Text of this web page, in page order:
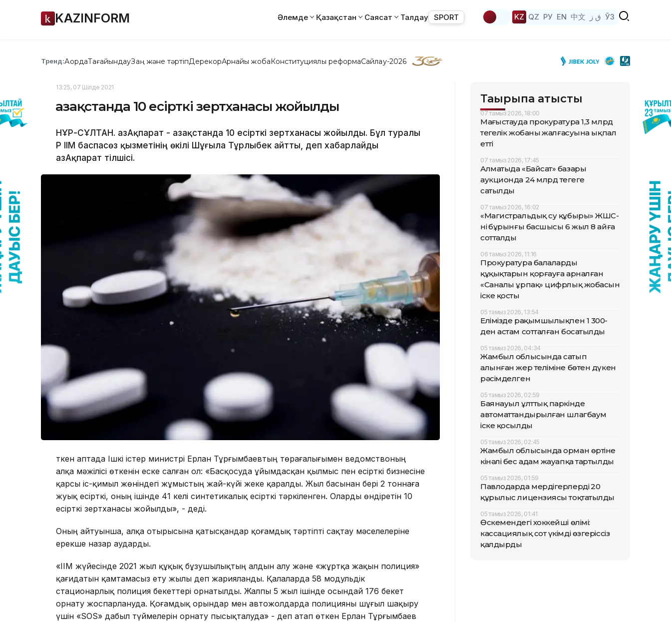
KAZINFORM Әлемде Қазақстан Саясат Талдау SPORT KZ QZ РУ EN 中文 ق ز ЎЗ
Тренд:АқордаТағайындауЗаң және тәртіпДерекқорАрнайы жобаКонституциялық реформаСайлау-2026
13:25, 07 Шілде 2021
Қазақстанда 10 есірткі зертханасы жойылды
НҰР-СҰЛТАН. ҚазАқпарат - Қазақстанда 10 есірткі зертханасы жойылды. Бұл туралы
ҚР ІІМ баспасөз қызметінің өкілі Шұғыла Тұрлыбек айтты, деп хабарлайды
ҚазАқпарат тілшісі.
Өткен аптада Ішкі істер министрі Ерлан Тұрғымбаевтың төрағалығымен ведомствоның
алқа мәжілісі өткенін еске салған ол: «Басқосуда ұйымдасқан қылмыс пен есірткі бизнесіне
қарсы іс-қимыл жөніндегі жұмыстың жай-күйі жеке қаралды. Жыл басынан бері 2 тоннаға
жуық есірткі, оның ішінде 41 келі синтетикалық есірткі тәркіленген. Оларды өндіретін 10
есірткі зертханасы жойылды», - деді.
Оның айтуынша, алқа отырысына қатысқандар қоғамдық тәртіпті сақтау мәселелеріне
ерекше назар аударды.
«ІІМ жүйесінде 2021 жыл құқық бұзушылықтың алдын алу және «жұртқа жақын полиция»
қағидатын қамтамасыз ету жылы деп жарияланды. Қалаларда 58 модульдік
стационарлық полиция бекеттері орнатылды. Жалпы 5 жыл ішінде осындай 176 бекет
орнату жоспарлануда. Қоғамдық орындар мен автожолдарда полицияны шұғыл шақыру
үшін «SOS» дабыл түймелерін орнату пысықталуда» - деп атап өткен Ерлан Тұрғымбаев
Тақырыпқа қатысты
07 тамыз 2026, 18:00
Маңғыстауда прокуратура 1,3 млрд
теңгелік жобаның жалғасуына ықпал
етті
07 тамыз 2026, 17:45
Алматыда «Байсат» базары
аукционда 24 млрд теңгеге
сатылды
07 тамыз 2026, 16:02
«Магистральдық су құбыры» ЖШС-
нің бұрынғы басшысы 6 жыл 8 айға
сотталды
06 тамыз 2026, 11:16
Прокуратура балалардың
құқықтарын қорғауға арналған
«Саналы ұрпақ» цифрлық жобасын
іске қосты
05 тамыз 2026, 13:54
Елімізде рақымшылықпен 1 300-
ден астам сотталған босатылды
05 тамыз 2026, 04:34
Жамбыл облысында сатып
алынған жер теліміне бөтен дүкен
рәсімделген
05 тамыз 2026, 02:59
Баянауыл ұлттық паркінде
автоматтандырылған шлагбаум
іске қосылды
05 тамыз 2026, 02:45
Жамбыл облысында орман өртіне
кінәлі бес адам жауапқа тартылды
05 тамыз 2026, 01:59
Павлодарда мердігерлердің 20
құрылыс лицензиясы тоқтатылды
05 тамыз 2026, 01:41
Өскемендегі хоккейші өлімі:
кассациялық сот үкімді өзгеріссіз
қалдырды